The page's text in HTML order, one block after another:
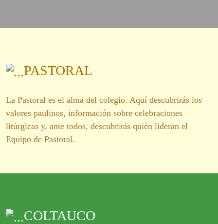
PASTORAL
La Pastoral es el alma del colegio. Aquí descubrirás los
valores paulinos, información sobre celebraciones
litúrgicas y, ante todos, descubrirás quién lideran el
Equipo de Pastoral.
COLTAUCO